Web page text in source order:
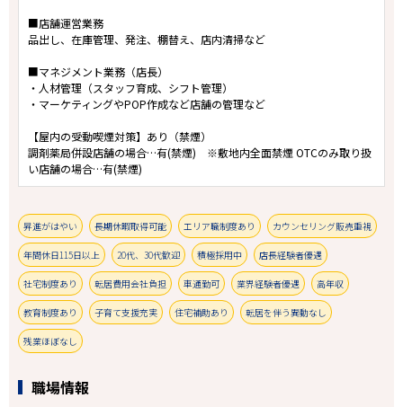
■店舗運営業務
品出し、在庫管理、発注、棚替え、店内清掃など
■マネジメント業務（店長）
・人材管理（スタッフ育成、シフト管理）
・マーケティングやPOP作成など店舗の管理など
【屋内の受動喫煙対策】あり（禁煙）
調剤薬局併設店舗の場合…有(禁煙) ※敷地内全面禁煙 OTCのみ取り扱
い店舗の場合…有(禁煙)
昇進がはやい 長期休暇取得可能 エリア職制度あり カウンセリング販売重視
年間休日115日以上 20代、30代歓迎 積極採用中 店長経験者優遇
社宅制度あり 転居費用会社負担 車通勤可 業界経験者優遇 高年収
教育制度あり 子育て支援充実 住宅補助あり 転居を伴う異動なし
残業ほぼなし
職場情報